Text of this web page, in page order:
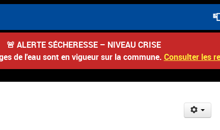
📮 Du 3 au 22
🚨 ALERTE SÉCHERESSE – NIVEAU CRISE
de l'eau sont en vigueur sur la commune. Consulter les